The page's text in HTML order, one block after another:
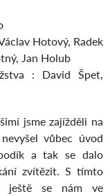
Hotový, Radek
Jan Holub
: David Špet,
jsme zajížděli na
vůbec úvod
a tak se dalo
zvítězit. S tímto
ještě se nám ve